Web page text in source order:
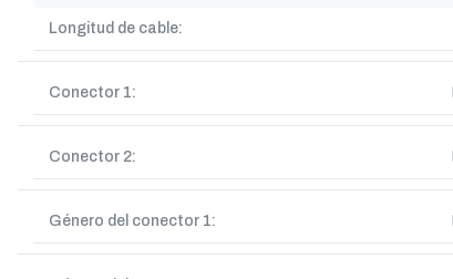
Longitud de cable:
Conector 1:
Conector 2:
Género del conector 1: